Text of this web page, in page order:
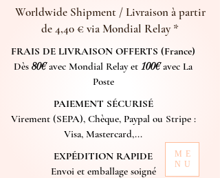
Worldwide Shipment / Livraison à partir
de 4,40 € via Mondial Relay *
FRAIS DE LIVRAISON OFFERTS (France)
Dès 80€avec Mondial Relay et 100€avec La
Poste
PAIEMENT SÉCURISÉ
Virement (SEPA), Chèque, Paypal ou Stripe :
Visa, Mastercard,...
EXPÉDITION RAPIDE
Envoi et emballage soigné
ME
NU